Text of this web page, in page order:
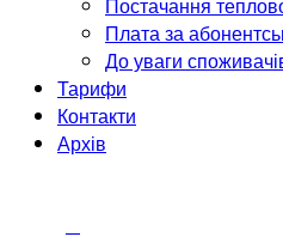
Плата за
До уваги
Тарифи
Контакти
Архів